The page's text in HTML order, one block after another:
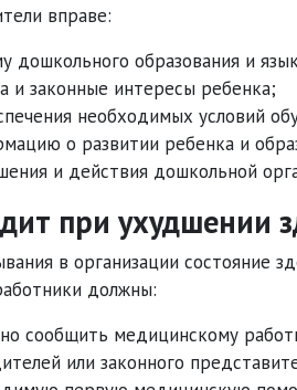
вправе:
дошкольного образования и
и законные интересы ребенка;
необходимых условий
о развитии ребенка и
и действия дошкольной
при ухудшении
в организации состояние
должны:
сообщить медицинскому
или законного